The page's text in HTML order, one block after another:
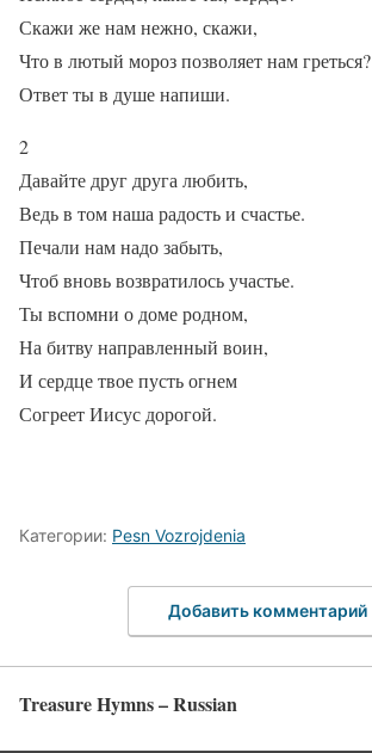
Скажи же нам нежно, скажи,
Что в лютый мороз позволяет нам греться?
Ответ ты в душе напиши.
2
Давайте друг друга любить,
Ведь в том наша радость и счастье.
Печали нам надо забыть,
Чтоб вновь возвратилось участье.
Ты вспомни о доме родном,
На битву направленный воин,
И сердце твое пусть огнем
Согреет Иисус дорогой.
Категории: Pesn Vozrojdenia
Добавить комментарий
Treasure Hymns – Russian